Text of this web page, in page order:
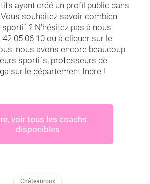
ayant créé un profil public dans
souhaitez savoir combien
sportif ? N'hésitez pas à nous
05 06 10 ou à cliquer sur le
nous avons encore beaucoup
sportifs, professeurs de
sur le département Indre !
, voir tous les coachs
disponibles
Châteauroux